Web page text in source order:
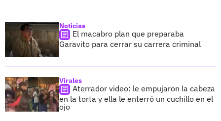
Noticias
El macabro plan que preparaba
Garavito para cerrar su carrera criminal
Virales
Aterrador video: le empujaron la cabeza
en la torta y ella le enterró un cuchillo en el
ojo